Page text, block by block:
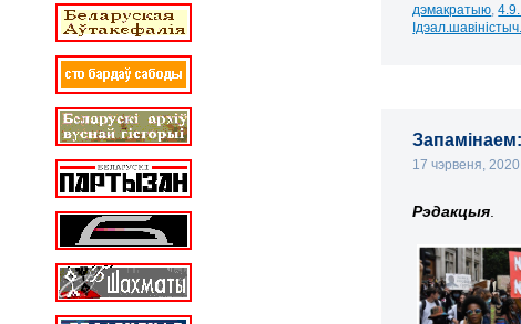
дэмакратыю ,
Ідэал.шавіністыч.
17 чэрвеня, 2020
Рэдакцыя.